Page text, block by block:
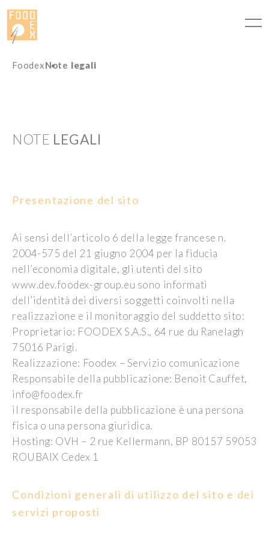
Pannello di gestione dei cookies
FoodexNote legali
NOTE LEGALI
Presentazione del sito
Ai sensi dell’articolo 6 della legge francese n.
2004-575 del 21 giugno 2004 per la fiducia
nell’economia digitale, gli utenti del sito
www.dev.foodex-group.eu sono informati
dell’identità dei diversi soggetti coinvolti nella
realizzazione e il monitoraggio del suddetto sito:
Proprietario: FOODEX S.A.S., 64 rue du Ranelagh
75016 Parigi.
Realizzazione: Foodex – Servizio comunicazione
Responsabile della pubblicazione: Benoit Cauffet,
info@foodex.fr
il responsabile della pubblicazione è una persona
fisica o una persona giuridica.
Hosting: OVH – 2 rue Kellermann, BP 80157 59053
ROUBAIX Cedex 1
Condizioni generali di utilizzo del sito e dei
servizi proposti